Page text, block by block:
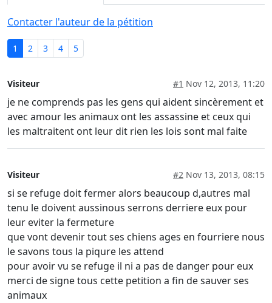
Contacter l'auteur de la pétition
1 2 3 4 5
Visiteur #1 Nov 12, 2013, 11:20
je ne comprends pas les gens qui aident sincèrement et
avec amour les animaux ont les assassine et ceux qui
les maltraitent ont leur dit rien les lois sont mal faite
Visiteur #2 Nov 13, 2013, 08:15
si se refuge doit fermer alors beaucoup d,autres mal
tenu le doivent aussinous serrons derriere eux pour
leur eviter la fermeture
que vont devenir tout ses chiens ages en fourriere nous
le savons tous la piqure les attend
pour avoir vu se refuge il ni a pas de danger pour eux
merci de signe tous cette petition a fin de sauver ses
animaux